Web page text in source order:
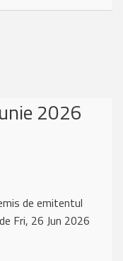
2026
de emitentul
Fri, 26 Jun 2026